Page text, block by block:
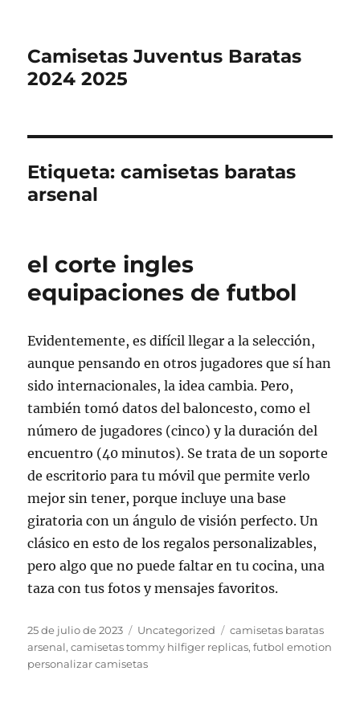
Camisetas Juventus Baratas
2024 2025
Etiqueta:camisetas baratas
arsenal
el corte ingles
equipaciones de futbol
Evidentemente, es difícil llegar a la selección,
aunque pensando en otros jugadores que sí han
sido internacionales, la idea cambia. Pero,
también tomó datos del baloncesto, como el
número de jugadores (cinco) y la duración del
encuentro (40 minutos). Se trata de un soporte
de escritorio para tu móvil que permite verlo
mejor sin tener, porque incluye una base
giratoria con un ángulo de visión perfecto. Un
clásico en esto de los regalos personalizables,
pero algo que no puede faltar en tu cocina, una
taza con tus fotos y mensajes favoritos.
Publicado
el
25 de julio de 2023 Categorías
Uncategorized Etiquetas
camisetas baratas
arsenal,camisetas tommy hilfiger replicas,futbol emotion
personalizar camisetas